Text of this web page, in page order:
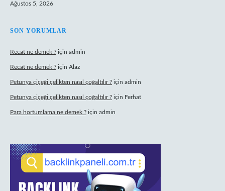
Ağustos 5, 2026
SON YORUMLAR
Recat ne demek ? için admin
Recat ne demek ? için Alaz
Petunya çiçeği çelikten nasıl çoğaltılır ? için admin
Petunya çiçeği çelikten nasıl çoğaltılır ? için Ferhat
Para hortumlama ne demek ? için admin